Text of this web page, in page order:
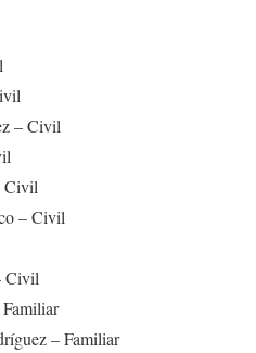
– Civil
Civil
– Civil
Civil
– Familiar